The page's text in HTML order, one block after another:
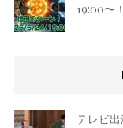
19:00〜！
テレビ